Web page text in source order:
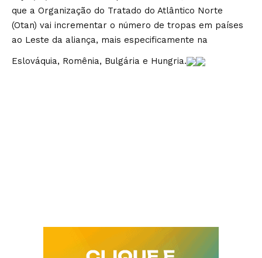
que a Organização do Tratado do Atlântico Norte
(Otan) vai incrementar o número de tropas em países
ao Leste da aliança, mais especificamente na
Eslováquia, Romênia, Bulgária e Hungria.